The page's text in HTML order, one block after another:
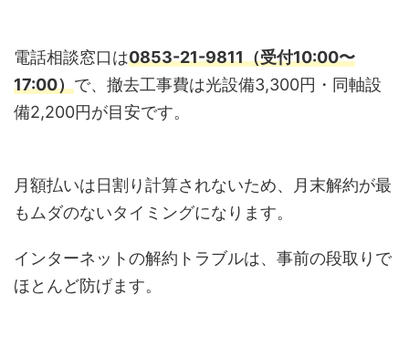
電話相談窓口は0853-21-9811（受付10:00〜
17:00）で、撤去工事費は光設備3,300円・同軸設
備2,200円が目安です。
月額払いは日割り計算されないため、月末解約が最
もムダのないタイミングになります。
インターネットの解約トラブルは、事前の段取りで
ほとんど防げます。